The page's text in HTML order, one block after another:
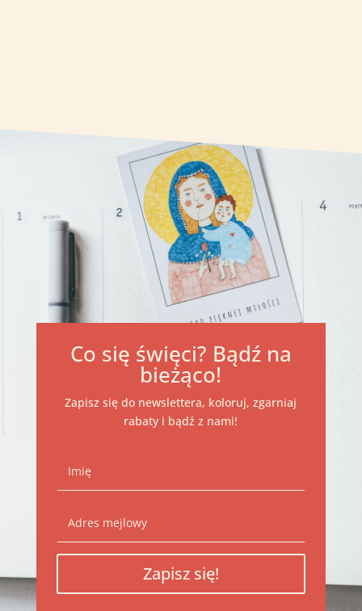
Co się święci? Bądź na
bieżąco!
Zapisz się do newslettera, koloruj, zgarniaj
rabaty i bądź z nami!
Zapisz się!